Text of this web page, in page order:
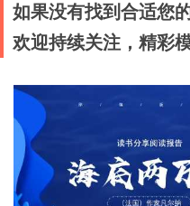
如果没有找到合适您
欢迎持续关注，精彩